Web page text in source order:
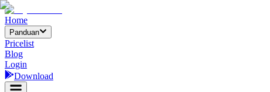
Home
Panduan
Pricelist
Blog
Login
Download